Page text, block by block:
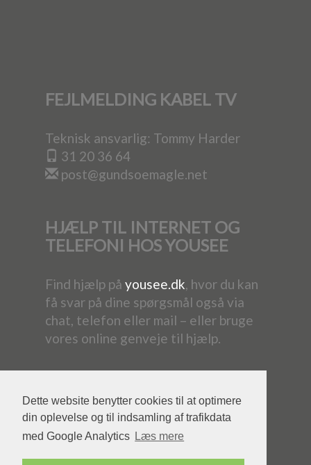
Dette website benytter cookies til at optimere
din oplevelse og til indsamling af trafikdata
med Google Analytics Læs mere
FEJLMELDING KABEL TV
Teknisk ansvarlig: Tommy Harder
31 20 36 64
post@gundsoemagle.net
HJÆLP TIL INTERNET OG
TELEFONI HOS YOUSEE
Find hjælp på yousee.dk, hvor du kan
få svar på dine spørgsmål også via
chat, telefon eller mail – eller bruge
vores online genveje til hjælp.
Powered by YouSee Foreningsweb